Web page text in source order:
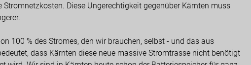
Diese Ungerechtigkeit gegenüber Kärnten muss
100 % des Stromes, den wir brauchen, selbst - und das aus
dass Kärnten diese neue massive Stromtrasse nicht benötigt